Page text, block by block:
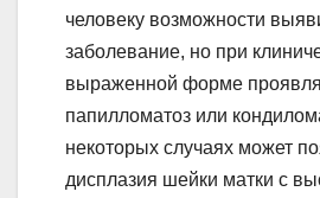
человеку возможности
заболевание, но при
выраженной форме
папилломатоз или
некоторых случаях может
дисплазия шейки матки с